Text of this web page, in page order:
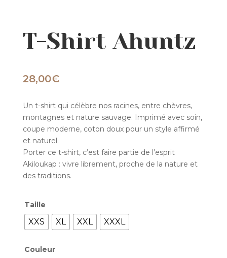
T-Shirt Ahuntz
28,00€
Un t-shirt qui célèbre nos racines, entre chèvres,
montagnes et nature sauvage. Imprimé avec soin,
coupe moderne, coton doux pour un style affirmé
et naturel.
Porter ce t-shirt, c’est faire partie de l’esprit
Akiloukap : vivre librement, proche de la nature et
des traditions.
Taille
XXS XL XXL XXXL
Couleur